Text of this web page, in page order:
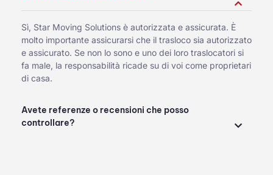
Sì, Star Moving Solutions è autorizzata e assicurata. È
molto importante assicurarsi che il trasloco sia autorizzato
e assicurato. Se non lo sono e uno dei loro traslocatori si
fa male, la responsabilità ricade su di voi come proprietari
di casa.
Avete referenze o recensioni che posso
controllare?